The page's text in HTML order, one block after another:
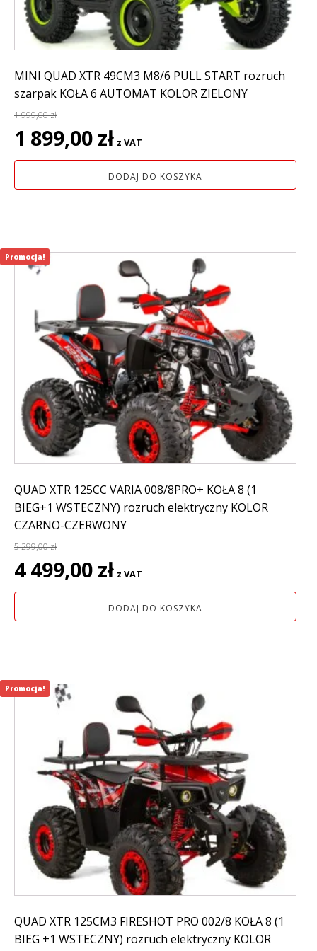
MINI QUAD XTR 49CM3 M8/6 PULL START rozruch
szarpak KOŁA 6 AUTOMAT KOLOR ZIELONY
1 999,00zł
Pierwotna
cena
wynosiła:
1 899,00 zł cena
wynosi:
1
z VAT
DODAJ DO KOSZYKA
QUAD XTR 125CC VARIA 008/8PRO+ KOŁA 8 (1
BIEG+1 WSTECZNY) rozruch elektryczny KOLOR
CZARNO-CZERWONY
5 299,00zł
Pierwotna
cena
wynosiła:
4 499,00 zł cena
wynosi:
4
z VAT
DODAJ DO KOSZYKA
Promocja!
QUAD XTR 125CM3 FIRESHOT PRO 002/8 KOŁA 8 (1
BIEG +1 WSTECZNY) rozruch elektryczny KOLOR
Promocja!